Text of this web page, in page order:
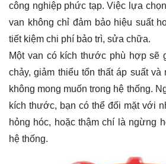
công nghiệp phức tạp. Việc lựa
van không chỉ đảm bảo hiệu suất
tiết kiệm chi phí bảo trì, sửa chữa.
Một van có kích thước phù hợp sẽ
chảy, giảm thiểu tổn thất áp suất
không mong muốn trong hệ thống.
kích thước, bạn có thể đối mặt với
hỏng hóc, hoặc thậm chí là ngừng
hệ thống.